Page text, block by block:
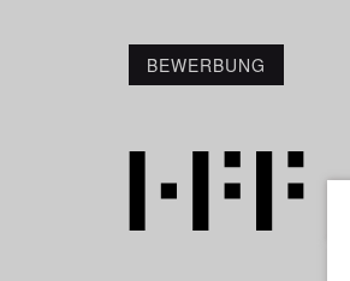
BEWERBUNG